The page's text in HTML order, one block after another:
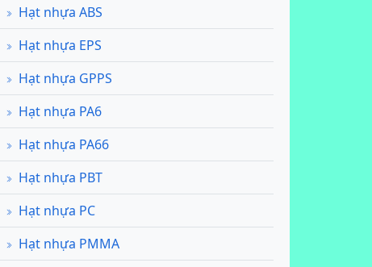
Hạt nhựa ABS
Hạt nhựa EPS
Hạt nhựa GPPS
Hạt nhựa PA6
Hạt nhựa PA66
Hạt nhựa PBT
Hạt nhựa PC
Hạt nhựa PMMA